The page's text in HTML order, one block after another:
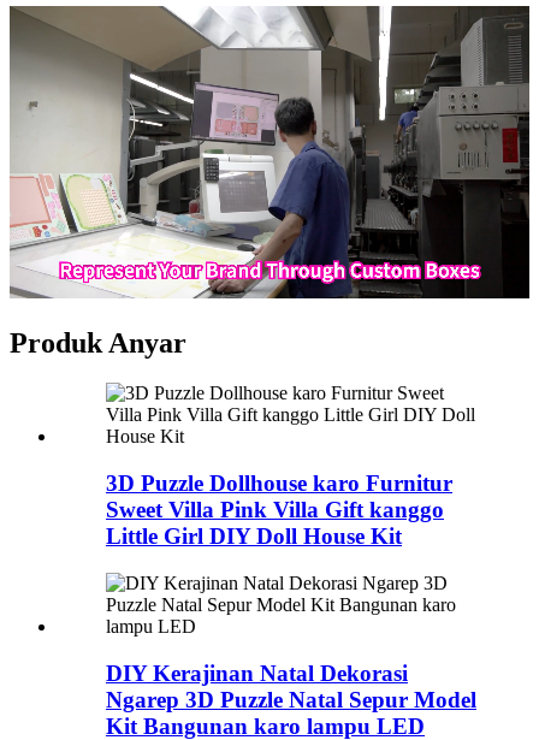
Produk Anyar
3D Puzzle Dollhouse karo Furnitur
Sweet Villa Pink Villa Gift kanggo
Little Girl DIY Doll House Kit
DIY Kerajinan Natal Dekorasi
Ngarep 3D Puzzle Natal Sepur Model
Kit Bangunan karo lampu LED